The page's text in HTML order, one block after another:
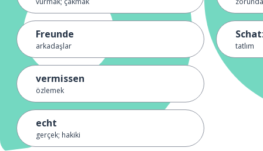
Freunde
arkadaşlar
vermissen
özlemek
echt
gerçek; hakiki
tatlım